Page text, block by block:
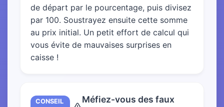
de départ par le pourcentage, puis divisez
par 100. Soustrayez ensuite cette somme
au prix initial. Un petit effort de calcul qui
vous évite de mauvaises surprises en
caisse !
CONSEIL
Méfiez-vous des faux